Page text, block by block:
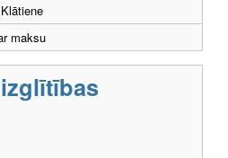
Klātiene
maksu